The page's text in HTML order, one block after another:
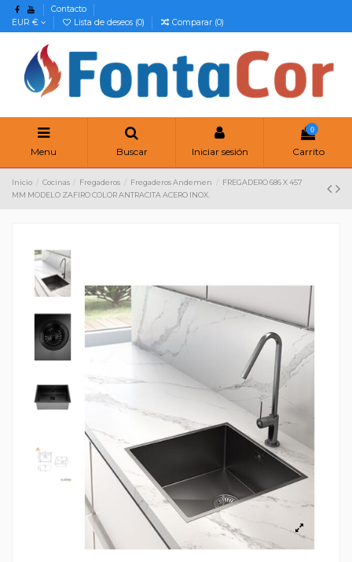
Contacto
EUR €
Lista de deseos (0) Comparar (0)
Menu Buscar Iniciar sesión
0
Carrito
Inicio Cocinas Fregaderos Fregaderos Andemen
FREGADERO 686 X 457
MM MODELO ZAFIRO COLOR ANTRACITA ACERO INOX.